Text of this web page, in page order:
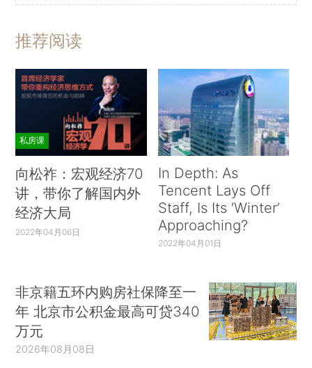
推荐阅读
私房课
向松祚：宏观经济70
讲，带你了解国内外
经济大局
2022年04月06日
In Depth: As
Tencent Lays Off
Staff, Is Its ‘Winter’
Approaching?
2022年04月01日
非京籍五环内购房社保降至一
年 北京市公积金最高可贷340
万元
2026年08月08日